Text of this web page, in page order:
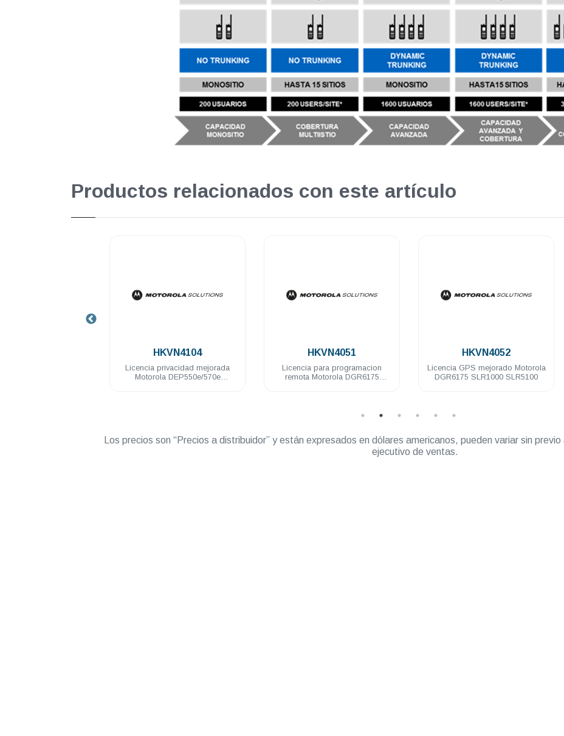
Productos relacionados con este artículo
HKVN4051
Licencia para programacion
remota Motorola DGR6175
HKVN4052
Licencia GPS mejorado Motorola
DGR6175 SLR1000 SLR5100
HKVN4092
Licencia Linked Capacity Plus
Motorola DEM500 DGM8000
Los precios son “Precios a distribuidor” y están expresados en dólares americanos, pueden variar sin
ejecutivo de ventas.